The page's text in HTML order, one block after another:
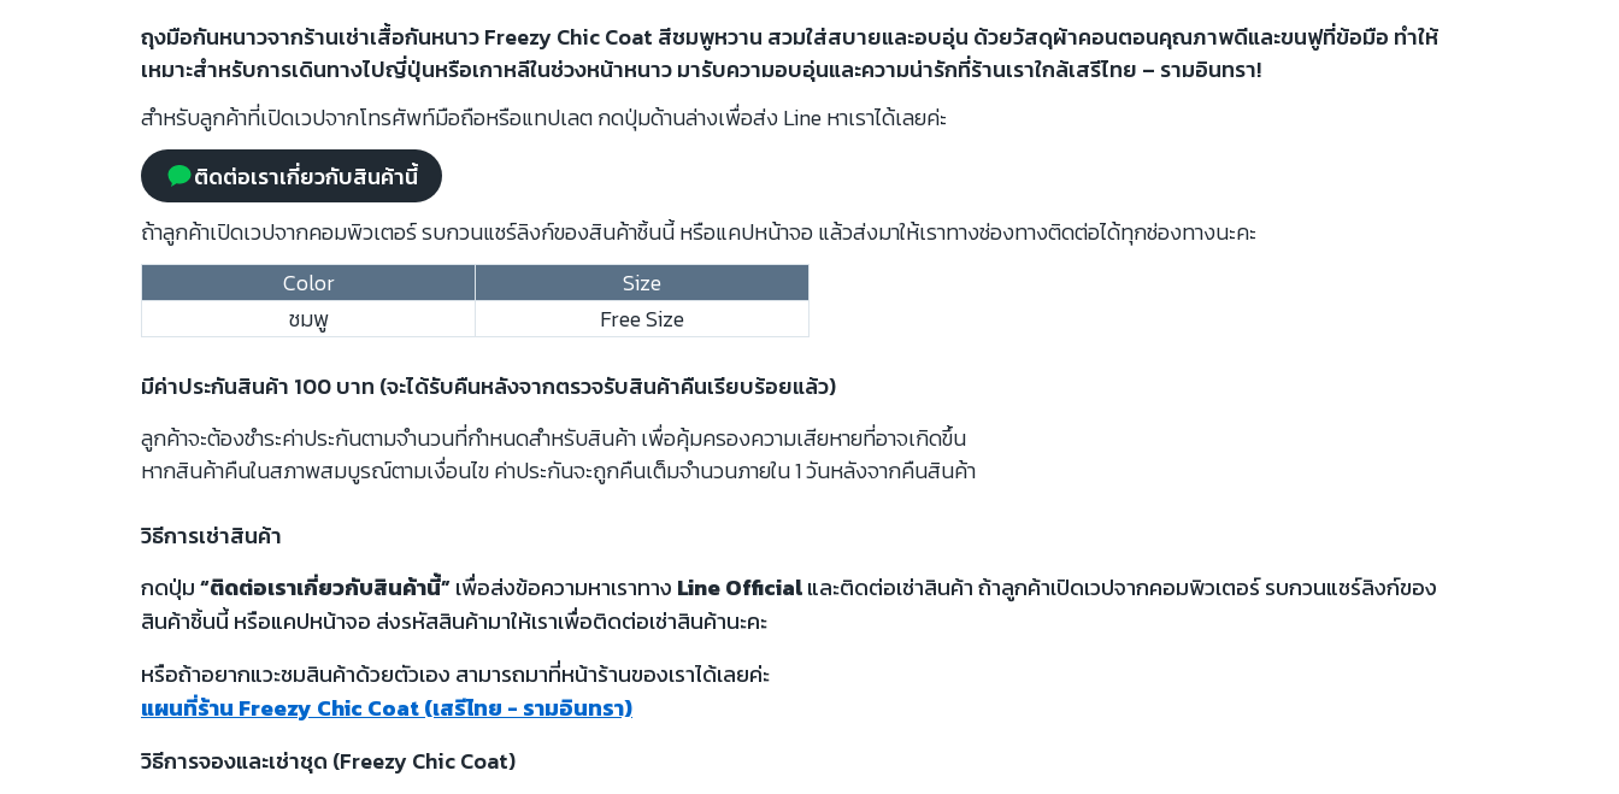
ถุงมือกันหนาวจากร้านเช่าเสื้อกันหนาว Freezy Chic Coat สีชมพูหวาน สวมใส่สบายและอบอุ่น ด้วยวัสดุผ้าคอนตอนคุณภาพดีและขนฟูที่ข้อมือ ทำให้
เหมาะสำหรับการเดินทางไปญี่ปุ่นหรือเกาหลีในช่วงหน้าหนาว มารับความอบอุ่นและความน่ารักที่ร้านเราใกล้เสรีไทย – รามอินทรา!
สำหรับลูกค้าที่เปิดเวปจากโทรศัพท์มือถือหรือแทปเลต กดปุ่มด้านล่างเพื่อส่ง Line หาเราได้เลยค่ะ
ติดต่อเราเกี่ยวกับสินค้านี้
ถ้าลูกค้าเปิดเวปจากคอมพิวเตอร์ รบกวนแชร์ลิงก์ของสินค้าชิ้นนี้ หรือแคปหน้าจอ แล้วส่งมาให้เราทางช่องทางติดต่อได้ทุกช่องทางนะคะ
Color
Size
ชมพู
Free Size
มีค่าประกันสินค้า 100 บาท (จะได้รับคืนหลังจากตรวจรับสินค้าคืนเรียบร้อยแล้ว)
ลูกค้าจะต้องชำระค่าประกันตามจำนวนที่กำหนดสำหรับสินค้า เพื่อคุ้มครองความเสียหายที่อาจเกิดขึ้น
หากสินค้าคืนในสภาพสมบูรณ์ตามเงื่อนไข ค่าประกันจะถูกคืนเต็มจำนวนภายใน 1 วันหลังจากคืนสินค้า
วิธีการเช่าสินค้า
กดปุ่ม“ติดต่อเราเกี่ยวกับสินค้านี้”เพื่อส่งข้อความหาเราทาง Line Officialและติดต่อเช่าสินค้า ถ้าลูกค้าเปิดเวปจากคอมพิวเตอร์ รบกวนแชร์ลิงก์ของ
สินค้าชิ้นนี้ หรือแคปหน้าจอ ส่งรหัสสินค้ามาให้เราเพื่อติดต่อเช่าสินค้านะคะ
หรือถ้าอยากแวะชมสินค้าด้วยตัวเอง สามารถมาที่หน้าร้านของเราได้เลยค่ะ
แผนที่ร้าน Freezy Chic Coat (เสรีไทย - รามอินทรา)
วิธีการจองและเช่าชุด (Freezy Chic Coat)